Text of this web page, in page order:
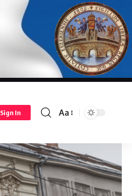
Sign In Aa